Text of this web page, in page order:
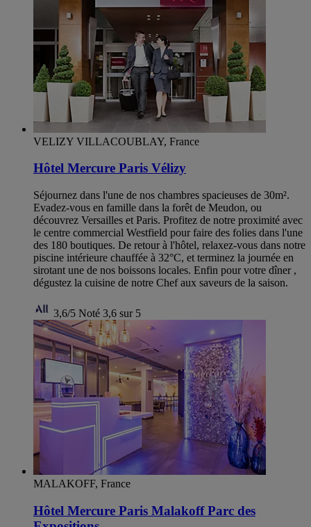
VELIZY VILLACOUBLAY, France
Hôtel Mercure Paris Vélizy
Séjournez dans l'une de nos chambres spacieuses de 30m².
Evadez-vous en famille dans la forêt de Meudon, ou
découvrez Versailles et Paris. Profitez de notre proximité avec
le centre commercial Westfield pour faire des folies dans l'une
des 180 boutiques. De retour à l'hôtel, relaxez-vous dans notre
piscine intérieure chauffée à 32°C, et terminez la journée en
sirotant une de nos boissons locales. Enfin pour votre dîner ,
dégustez la cuisine de notre Chef aux saveurs de la saison.
3,6/5 Noté 3,6 sur 5
MALAKOFF, France
Hôtel Mercure Paris Malakoff Parc des